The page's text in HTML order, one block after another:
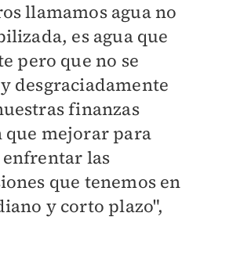
llamamos agua no
es agua que
pero que no se
desgraciadamente
finanzas
que mejorar para
las
que tenemos en
y corto plazo",